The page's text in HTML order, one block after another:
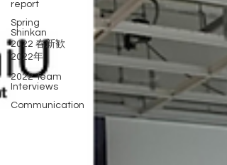
report
Spring
Shinkan
2022 春新歓
2022年
2022 Team
Interviews
Communication